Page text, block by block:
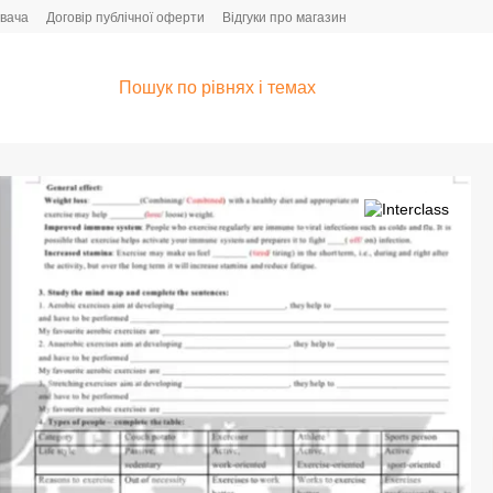
Договір публічної оферти Відгуки про магазин
Пошук по рівнях і темах